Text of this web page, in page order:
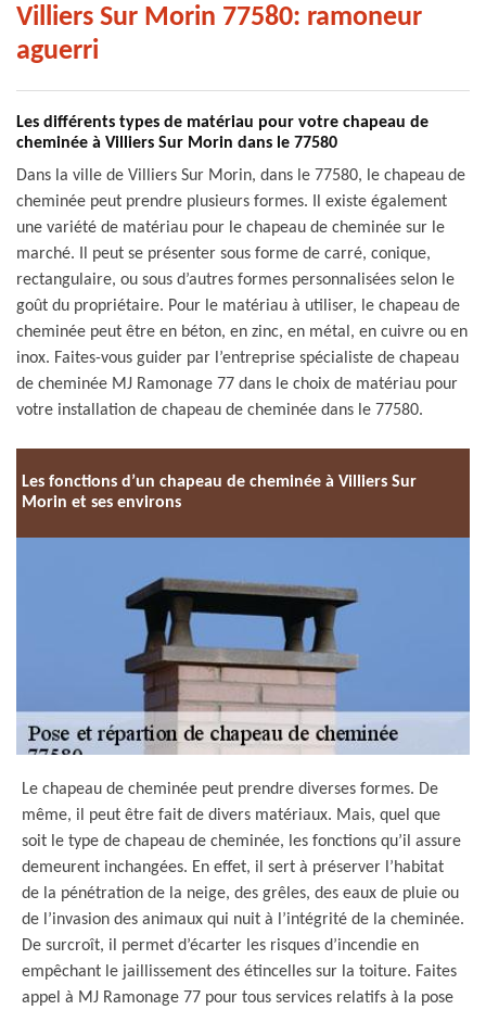
Villiers Sur Morin 77580: ramoneur
aguerri
Les différents types de matériau pour votre chapeau de
cheminée à Villiers Sur Morin dans le 77580
Dans la ville de Villiers Sur Morin, dans le 77580, le chapeau de
cheminée peut prendre plusieurs formes. Il existe également
une variété de matériau pour le chapeau de cheminée sur le
marché. Il peut se présenter sous forme de carré, conique,
rectangulaire, ou sous d’autres formes personnalisées selon le
goût du propriétaire. Pour le matériau à utiliser, le chapeau de
cheminée peut être en béton, en zinc, en métal, en cuivre ou en
inox. Faites-vous guider par l’entreprise spécialiste de chapeau
de cheminée MJ Ramonage 77 dans le choix de matériau pour
votre installation de chapeau de cheminée dans le 77580.
Les fonctions d’un chapeau de cheminée à Villiers Sur
Morin et ses environs
Le chapeau de cheminée peut prendre diverses formes. De
même, il peut être fait de divers matériaux. Mais, quel que
soit le type de chapeau de cheminée, les fonctions qu’il assure
demeurent inchangées. En effet, il sert à préserver l’habitat
de la pénétration de la neige, des grêles, des eaux de pluie ou
de l’invasion des animaux qui nuit à l’intégrité de la cheminée.
De surcroît, il permet d’écarter les risques d’incendie en
empêchant le jaillissement des étincelles sur la toiture. Faites
appel à MJ Ramonage 77 pour tous services relatifs à la pose